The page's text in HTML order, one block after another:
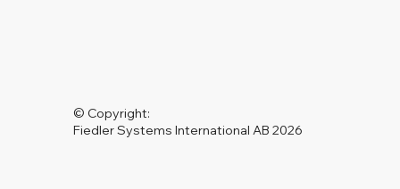
© Copyright:
Fiedler Systems International AB 2026